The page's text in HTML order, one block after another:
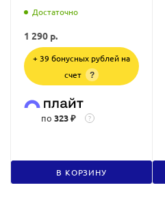
Достаточно
1 290 р.
+ 39 бонусных рублей на
счет
?
по 323 ₽ ?
В КОРЗИНУ